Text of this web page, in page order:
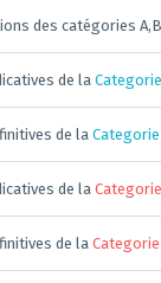
des catégories
de la
de la
de la
de la Categorie